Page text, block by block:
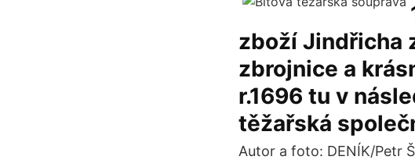
zboží Jindřicha
zbrojnice a
r.1696 tu v
těžařská
Autor a foto: DENÍK/Petr